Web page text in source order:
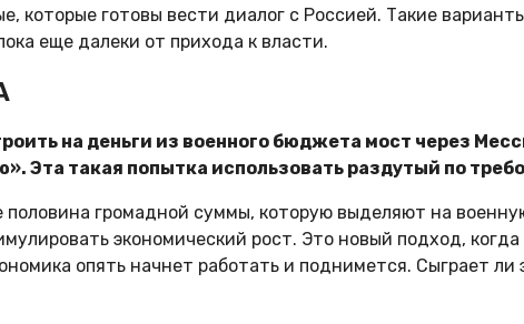
которые готовы вести диалог с Россией. Такие
еще далеки от прихода к власти.
на деньги из военного бюджета мост через
Эта такая попытка использовать раздутый по
громадной суммы, которую выделяют на
экономический рост. Это новый подход,
опять начнет работать и поднимется. Сыграет